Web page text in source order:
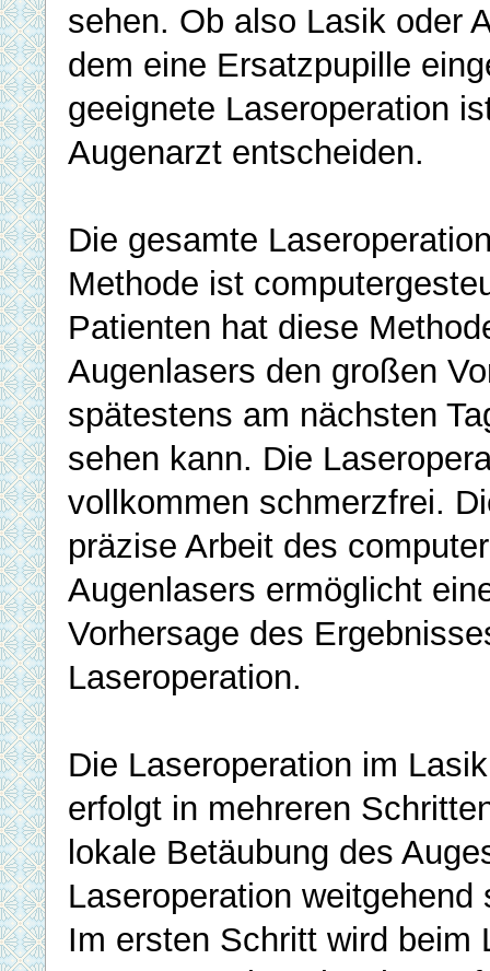
sehen. Ob also Lasik oder
dem eine Ersatzpupille
geeignete Laseroperation
Augenarzt entscheiden.
Die gesamte
Methode ist
Patienten hat diese
Augenlasers den großen
spätestens am nächsten
sehen kann. Die
vollkommen schmerzfrei.
präzise Arbeit des
Augenlasers ermöglicht
Vorhersage des
Laseroperation.
Die Laseroperation im
erfolgt in mehreren
lokale Betäubung des
Laseroperation
Im ersten Schritt wird beim